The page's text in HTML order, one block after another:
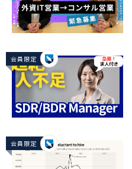
会員限定
会員限定